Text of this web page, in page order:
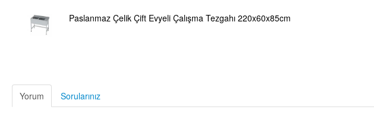
Paslanmaz Çelik Çift Evyeli Çalışma Tezgahı 220x60x85cm
Yorum Sorularınız